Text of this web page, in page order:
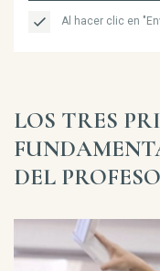
Al hacer clic en
LOS TRES
DEL